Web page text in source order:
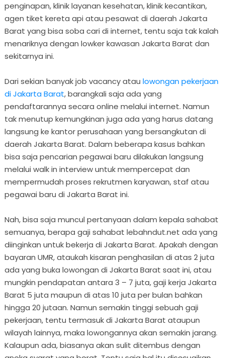
penginapan, klinik layanan kesehatan, klinik kecantikan,
agen tiket kereta api atau pesawat di daerah Jakarta
Barat yang bisa soba cari di internet, tentu saja tak kalah
menariknya dengan lowker kawasan Jakarta Barat dan
sekitarnya ini.
Dari sekian banyak job vacancy atau lowongan pekerjaan
di Jakarta Barat, barangkali saja ada yang
pendaftarannya secara online melalui internet. Namun
tak menutup kemungkinan juga ada yang harus datang
langsung ke kantor perusahaan yang bersangkutan di
daerah Jakarta Barat. Dalam beberapa kasus bahkan
bisa saja pencarian pegawai baru dilakukan langsung
melalui walk in interview untuk mempercepat dan
mempermudah proses rekrutmen karyawan, staf atau
pegawai baru di Jakarta Barat ini.
Nah, bisa saja muncul pertanyaan dalam kepala sahabat
semuanya, berapa gaji sahabat lebahndut.net ada yang
diinginkan untuk bekerja di Jakarta Barat. Apakah dengan
bayaran UMR, ataukah kisaran penghasilan di atas 2 juta
ada yang buka lowongan di Jakarta Barat saat ini, atau
mungkin pendapatan antara 3 – 7 juta, gaji kerja Jakarta
Barat 5 juta maupun di atas 10 juta per bulan bahkan
hingga 20 jutaan. Namun semakin tinggi sebuah gaji
pekerjaan, tentu termasuk di Jakarta Barat ataupun
wilayah lainnya, maka lowongannya akan semakin jarang.
Kalaupun ada, biasanya akan sulit ditembus dengan